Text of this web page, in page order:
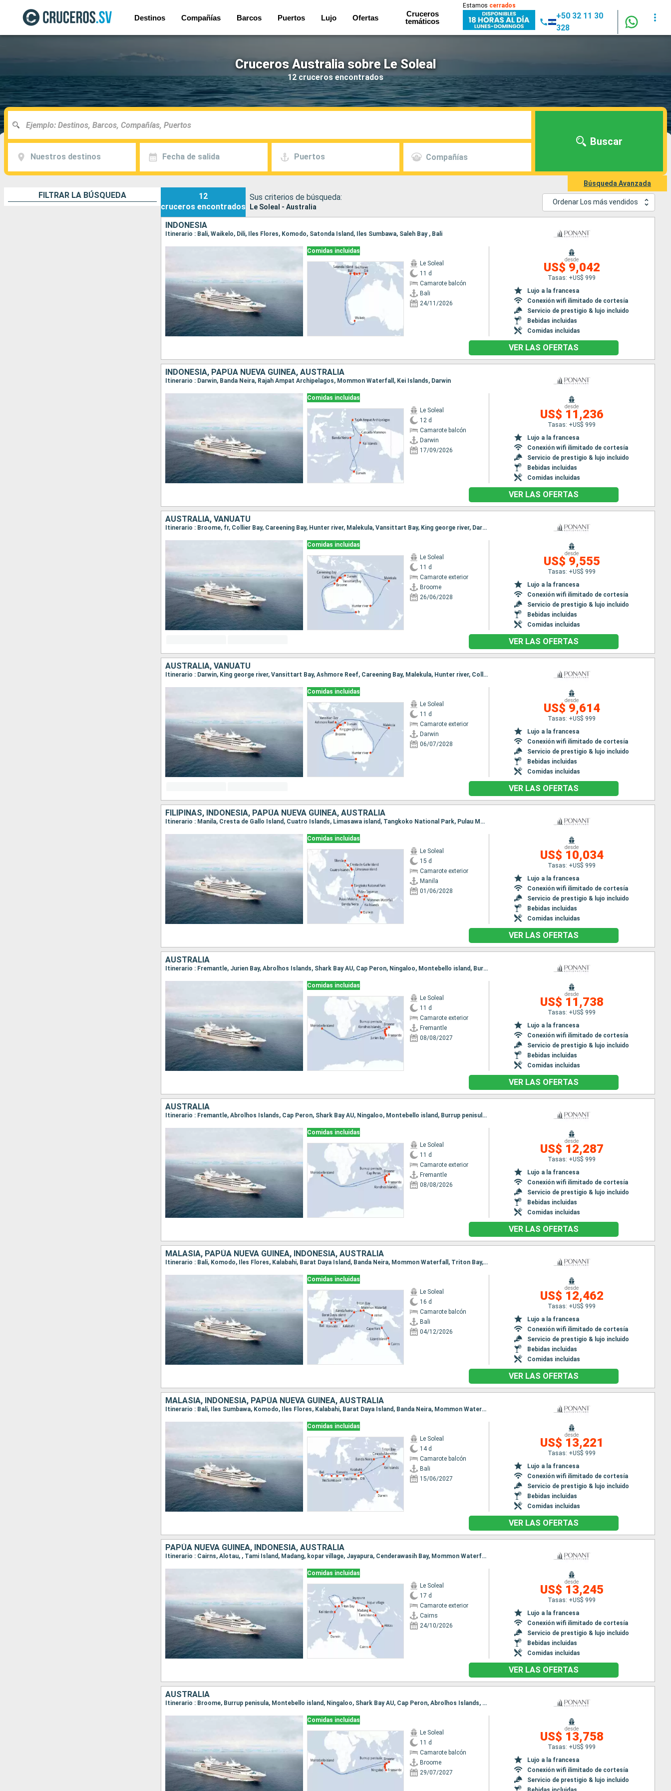
Destinos Compañías Barcos Puertos Lujo Ofertas
Cruceros
temáticos
Estamos cerrados
+50 32 11 30
328
Cruceros Australia sobre Le Soleal
12 cruceros encontrados
Nuestros destinos Fecha de salida Puertos Compañías
Buscar
Búsqueda Avanzada
FILTRAR LA BÚSQUEDA
12
cruceros encontrados
Sus criterios de búsqueda:
Le Soleal - Australia
Ordenar Los más vendidos
INDONESIA
Itinerario : Bali, Waikelo, Dili, Iles Flores, Komodo, Satonda Island, Iles Sumbawa, Saleh Bay , Bali
Comidas incluidas
Le Soleal
11 d
Camarote balcón
Bali
24/11/2026
desde
US$ 9,042
Tasas: +US$ 999
Lujo a la francesa
Conexión wifi ilimitado de cortesía
Servicio de prestigio & lujo incluido
Bebidas incluidas
Comidas incluidas
VER LAS OFERTAS
INDONESIA, PAPÚA NUEVA GUINEA, AUSTRALIA
Itinerario : Darwin, Banda Neira, Rajah Ampat Archipelagos, Mommon Waterfall, Kei Islands, Darwin
Comidas incluidas
Le Soleal
12 d
Camarote balcón
Darwin
17/09/2026
desde
US$ 11,236
Tasas: +US$ 999
Lujo a la francesa
Conexión wifi ilimitado de cortesía
Servicio de prestigio & lujo incluido
Bebidas incluidas
Comidas incluidas
VER LAS OFERTAS
AUSTRALIA, VANUATU
Itinerario : Broome, fr, Collier Bay, Careening Bay, Hunter river, Malekula, Vansittart Bay, King george river, Darwin
Comidas incluidas
Le Soleal
11 d
Camarote exterior
Broome
26/06/2028
desde
US$ 9,555
Tasas: +US$ 999
Lujo a la francesa
Conexión wifi ilimitado de cortesía
Servicio de prestigio & lujo incluido
Bebidas incluidas
Comidas incluidas
VER LAS OFERTAS
AUSTRALIA, VANUATU
Itinerario : Darwin, King george river, Vansittart Bay, Ashmore Reef, Careening Bay, Malekula, Hunter river, Collier Bay, fr, Broome
Comidas incluidas
Le Soleal
11 d
Camarote exterior
Darwin
06/07/2028
desde
US$ 9,614
Tasas: +US$ 999
Lujo a la francesa
Conexión wifi ilimitado de cortesía
Servicio de prestigio & lujo incluido
Bebidas incluidas
Comidas incluidas
VER LAS OFERTAS
FILIPINAS, INDONESIA, PAPÚA NUEVA GUINEA, AUSTRALIA
Itinerario : Manila, Cresta de Gallo Island, Cuatro Islands, Limasawa island, Tangkoko National Park, Pulau Molana, Pulau Saparua, Banda Neira, Mommon Waterfall, Triton Bay, Kei Islands, Darwin
Comidas incluidas
Le Soleal
15 d
Camarote exterior
Manila
01/06/2028
desde
US$ 10,034
Tasas: +US$ 999
Lujo a la francesa
Conexión wifi ilimitado de cortesía
Servicio de prestigio & lujo incluido
Bebidas incluidas
Comidas incluidas
VER LAS OFERTAS
AUSTRALIA
Itinerario : Fremantle, Jurien Bay, Abrolhos Islands, Shark Bay AU, Cap Peron, Ningaloo, Montebello island, Burrup penisula, Broome
Comidas incluidas
Le Soleal
11 d
Camarote exterior
Fremantle
08/08/2027
desde
US$ 11,738
Tasas: +US$ 999
Lujo a la francesa
Conexión wifi ilimitado de cortesía
Servicio de prestigio & lujo incluido
Bebidas incluidas
Comidas incluidas
VER LAS OFERTAS
AUSTRALIA
Itinerario : Fremantle, Abrolhos Islands, Cap Peron, Shark Bay AU, Ningaloo, Montebello island, Burrup penisula, Broome
Comidas incluidas
Le Soleal
11 d
Camarote exterior
Fremantle
08/08/2026
desde
US$ 12,287
Tasas: +US$ 999
Lujo a la francesa
Conexión wifi ilimitado de cortesía
Servicio de prestigio & lujo incluido
Bebidas incluidas
Comidas incluidas
VER LAS OFERTAS
MALASIA, PAPÚA NUEVA GUINEA, INDONESIA, AUSTRALIA
Itinerario : Bali, Komodo, Iles Flores, Kalabahi, Barat Daya Island, Banda Neira, Mommon Waterfall, Triton Bay, asmat, Cape York, Lizard island, Cairns
Comidas incluidas
Le Soleal
16 d
Camarote balcón
Bali
04/12/2026
desde
US$ 12,462
Tasas: +US$ 999
Lujo a la francesa
Conexión wifi ilimitado de cortesía
Servicio de prestigio & lujo incluido
Bebidas incluidas
Comidas incluidas
VER LAS OFERTAS
MALASIA, INDONESIA, PAPÚA NUEVA GUINEA, AUSTRALIA
Itinerario : Bali, Iles Sumbawa, Komodo, Iles Flores, Kalabahi, Barat Daya Island, Banda Neira, Mommon Waterfall, Triton Bay, Kei Islands, Dili, Darwin
Comidas incluidas
Le Soleal
14 d
Camarote balcón
Bali
15/06/2027
desde
US$ 13,221
Tasas: +US$ 999
Lujo a la francesa
Conexión wifi ilimitado de cortesía
Servicio de prestigio & lujo incluido
Bebidas incluidas
Comidas incluidas
VER LAS OFERTAS
PAPÚA NUEVA GUINEA, INDONESIA, AUSTRALIA
Itinerario : Cairns, Alotau, , Tami Island, Madang, kopar village, Jayapura, Cenderawasih Bay, Mommon Waterfall, Triton Bay, Kei Islands, Darwin
Comidas incluidas
Le Soleal
17 d
Camarote exterior
Cairns
24/10/2026
desde
US$ 13,245
Tasas: +US$ 999
Lujo a la francesa
Conexión wifi ilimitado de cortesía
Servicio de prestigio & lujo incluido
Bebidas incluidas
Comidas incluidas
VER LAS OFERTAS
AUSTRALIA
Itinerario : Broome, Burrup penisula, Montebello island, Ningaloo, Shark Bay AU, Cap Peron, Abrolhos Islands, Fremantle
Comidas incluidas
Le Soleal
11 d
Camarote balcón
Broome
29/07/2027
desde
US$ 13,758
Tasas: +US$ 999
Lujo a la francesa
Conexión wifi ilimitado de cortesía
Servicio de prestigio & lujo incluido